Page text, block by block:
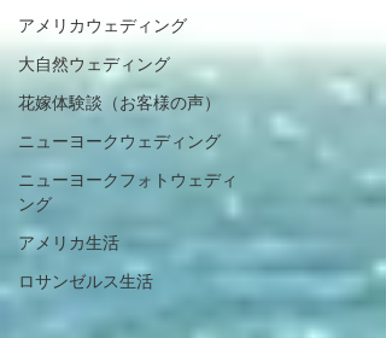
アメリカウェディング
大自然ウェディング
花嫁体験談（お客様の声）
ニューヨークウェディング
ニューヨークフォトウェディ
ング
アメリカ生活
ロサンゼルス生活